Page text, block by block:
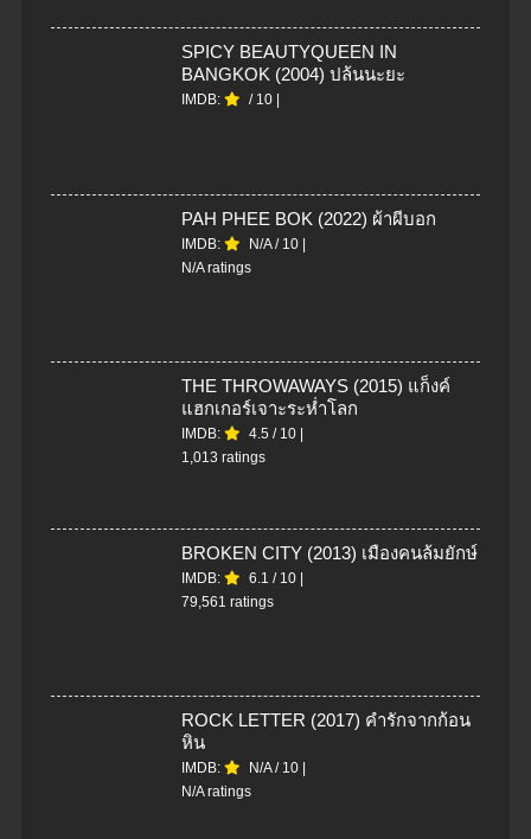
SPICY BEAUTYQUEEN IN
BANGKOK (2004) ปล้นนะยะ
IMDB: / 10
PAH PHEE BOK (2022) ผ้าผีบอก
IMDB: N/A/ 10
N/A ratings
THE THROWAWAYS (2015) แก็งค์
แฮกเกอร์เจาะระห่ำโลก
IMDB: 4.5 / 10
1,013 ratings
BROKEN CITY (2013) เมืองคนล้มยักษ์
IMDB: 6.1 / 10
79,561 ratings
ROCK LETTER (2017) คำรักจากก้อน
หิน
IMDB: N/A/ 10
N/A ratings